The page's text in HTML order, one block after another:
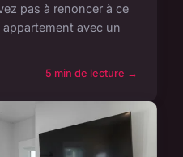
pas à renoncer à ce
avec un
5 min de lecture →